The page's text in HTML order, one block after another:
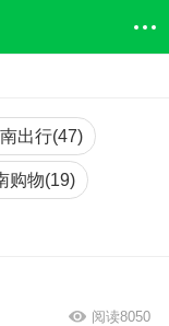
出行(47)
购物(19)
阅读8050